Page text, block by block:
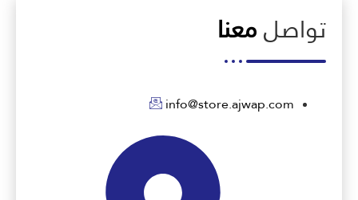
تواصلمعنا
info@store.ajwap.com